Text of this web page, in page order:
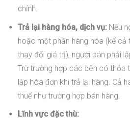
chỉnh.
Trả lại hàng hóa, dịch vụ:Nếu
hoặc một phần hàng hóa (kể cả
thay đổi giá trị), người bán phải
Trừ trường hợp các bên có thỏa
lập hóa đơn khi trả lại hàng. Cả
thuế như trường hợp bán hàng.
Lĩnh vực đặc thù: